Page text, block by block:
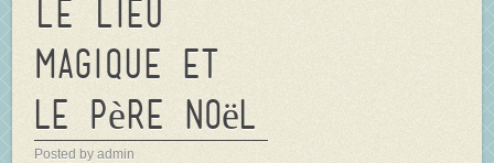
Le Lieu
Magique et
le Père Noël
Posted by admin